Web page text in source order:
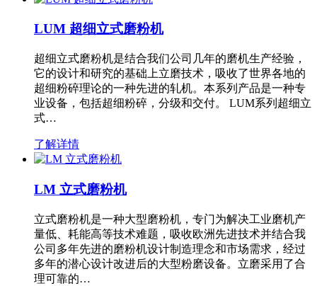
LUM 超细立式磨粉机
超细立式磨粉机是结合我们公司几年的磨机生产经验，
它的设计和研究的基础上立磨技术，吸收了世界各地的
超细粉碎理论的一种先进的轧机。本系列产品是一种专
业设备，包括超细粉碎，分级和交付。 LUM系列超细立
式…
了解详情
LM 立式磨粉机
立式磨粉机是一种大型磨粉机，专门为解决工业磨机产
量低、耗能高等技术难题，吸收欧洲先进技术并结合我
公司多年先进的磨粉机设计制造理念和市场需求，经过
多年的潜心设计改进后的大型粉磨设备。立磨采用了合
理可靠的…